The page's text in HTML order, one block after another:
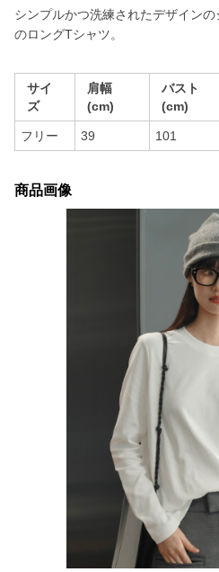
シンプルかつ洗練されたデザイン
のロングTシャツ。
サイ
ズ
肩幅
(cm)
バスト
(cm)
フリー 39 101
商品画像